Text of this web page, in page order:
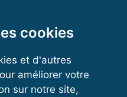
cookies
et d'autres
améliorer votre
sur notre site,